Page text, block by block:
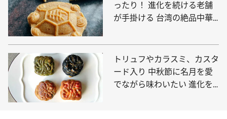
ったり！ 進化を続ける老舗
が手掛ける 台湾の絶品中華
トリュフやカラスミ、カスタ
ード入り 中秋節に名月を愛
でながら味わいたい 進化を